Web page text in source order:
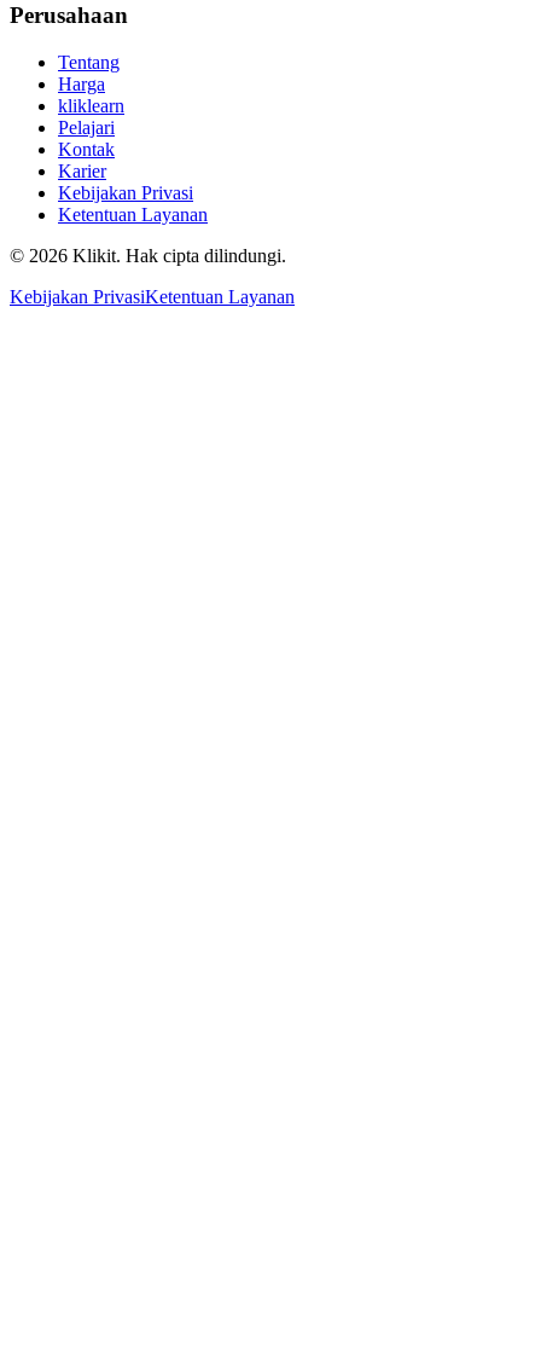
Perusahaan
Tentang
Harga
kliklearn
Pelajari
Kontak
Karier
Kebijakan Privasi
Ketentuan Layanan
© 2026 Klikit. Hak cipta dilindungi.
Kebijakan PrivasiKetentuan Layanan